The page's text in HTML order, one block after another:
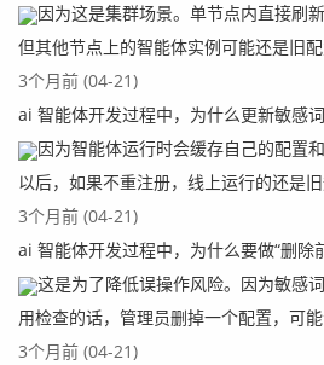
因为这是集群场景。单节点内直接刷
但其他节点上的智能体实例可能还是旧
3个月前 (04-21)
ai 智能体开发过程中，为什么更新敏感
因为智能体运行时会缓存自己的配置
以后，如果不重注册，线上运行的还是
3个月前 (04-21)
ai 智能体开发过程中，为什么要做“删除
这是为了降低误操作风险。因为敏感
用检查的话，管理员删掉一个配置，可
3个月前 (04-21)